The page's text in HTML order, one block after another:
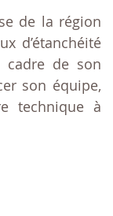
de la région
d’étanchéité
cadre de son
son équipe,
technique à